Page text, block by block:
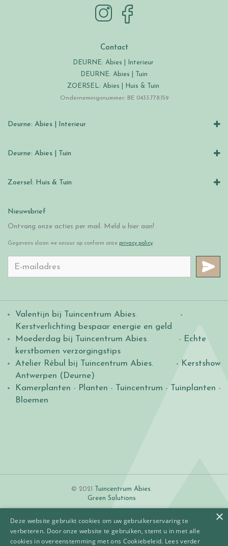
Contact
DEURNE: Abies | Interieur
DEURNE: Abies | Tuin
ZOERSEL: Abies | Huis & Tuin
Ondernemingsnummer: BE 0433.778.159
Deurne: Abies | Interieur
Deurne: Abies | Tuin
Zoersel: Huis & Tuin
Nieuwsbrief
Ontvang onze acties per mail. Meld u hier aan!
Gegevens slaan we secuur op conform onze privacy policy.
Valentijn bij Tuincentrum Abies.
-
Kerstverlichting bespaar energie en geld
Moederdag bij Tuincentrum Abies. - Echte
kerstbomen verzorgingstips
Atelier Rébul bij Tuincentrum Abies.
- Kerstshow
Antwerpen (Deurne)
Kamerplanten - Planten - Tuincentrum - Tuinplanten -
Bloemen
© 2021 Tuincentrum Abies.
Green Solutions
×
Deze website gebruikt cookies om uw gebruikerservaring te
verbeteren. Door onze website te gebruiken, stemt u in met alle
cookies in overeenstemming met ons Cookiebeleid. Lees verder